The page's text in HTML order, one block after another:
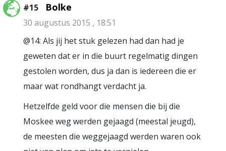
#15 Bolke
30 augustus 2015 , 18:51
@14: Als jij het stuk gelezen had dan had je
geweten dat er in die buurt regelmatig dingen
gestolen worden, dus ja dan is iedereen die er
maar wat rondhangt verdacht ja.
Hetzelfde geld voor die mensen die bij die
Moskee weg werden gejaagd (meestal jeugd),
de meesten die weggejaagd werden waren ook